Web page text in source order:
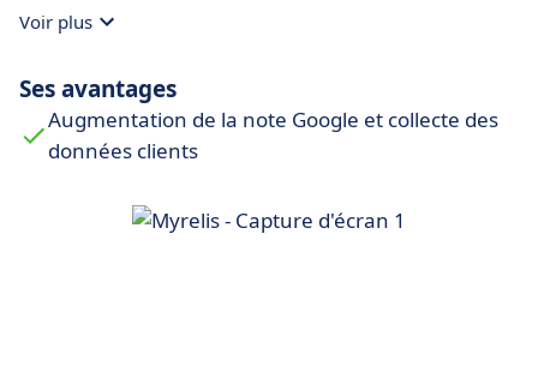
campagnes, quel que soit le canal
Voir plus
Ses avantages
Augmentation de la note Google et collecte des
données clients